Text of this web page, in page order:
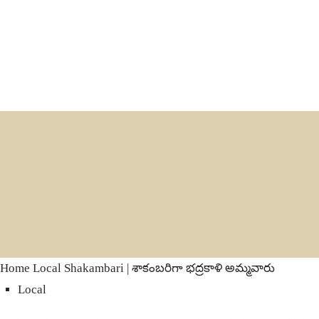
Home Local Shakambari | శాకంబరిగా భద్రకాళి అమ్మవారు
Local